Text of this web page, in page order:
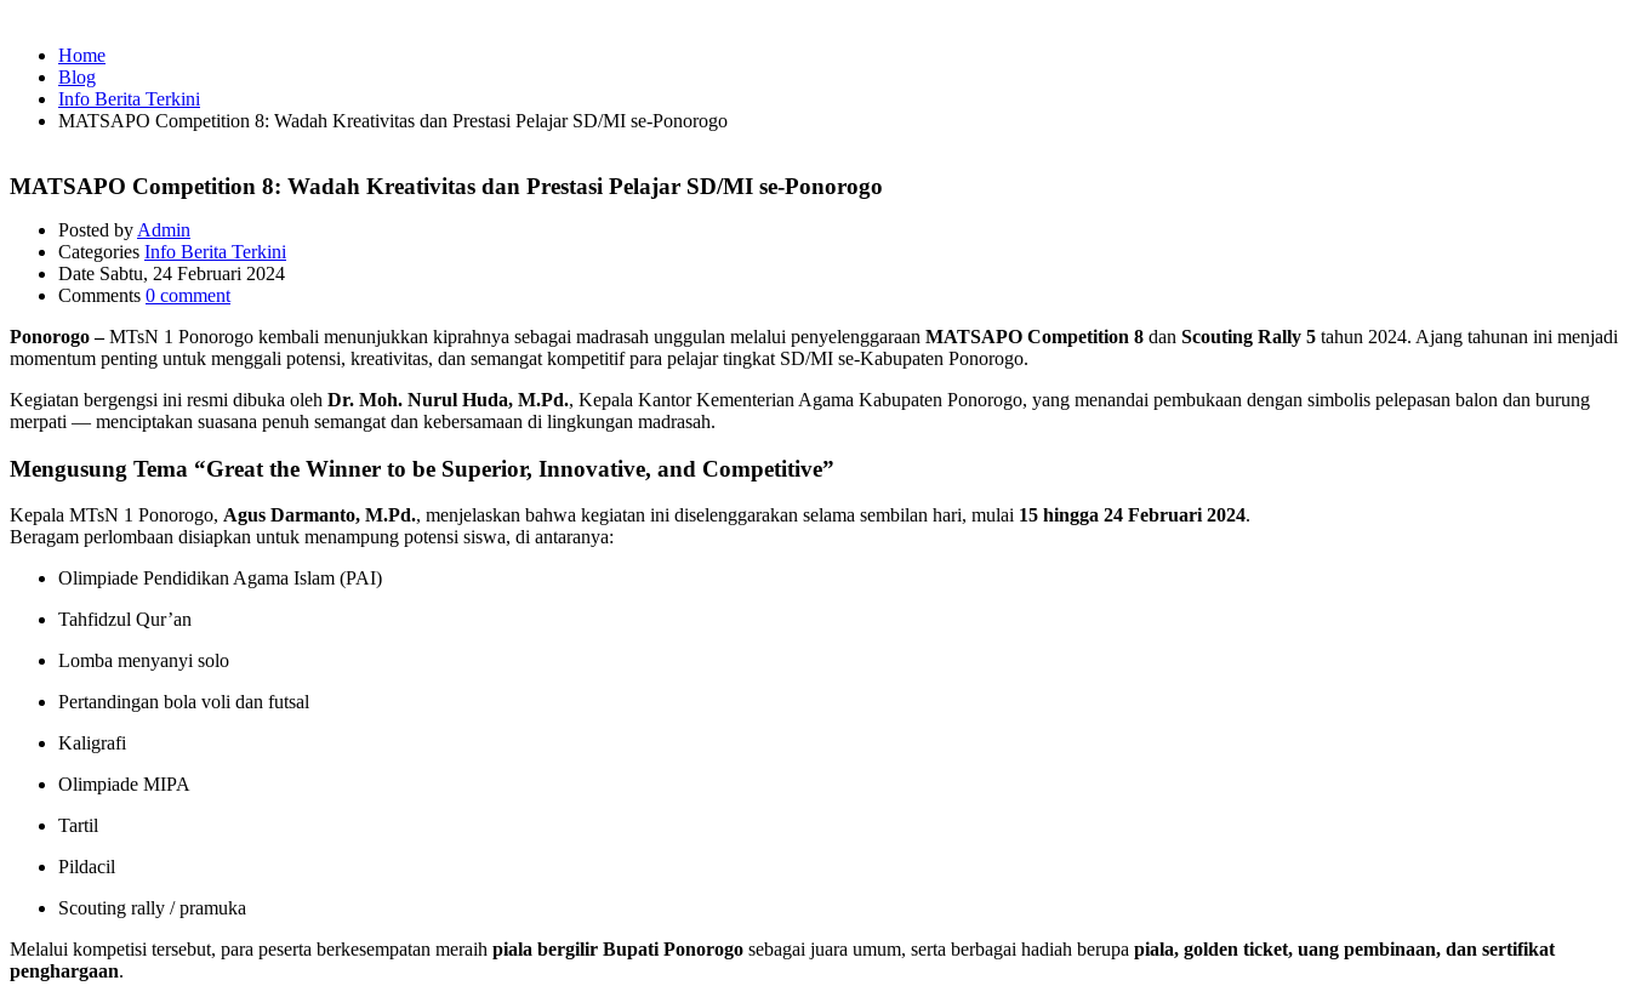
Home
Blog
Info Berita Terkini
MATSAPO Competition 8: Wadah Kreativitas dan Prestasi Pelajar SD/MI se-Ponorogo
MATSAPO Competition 8: Wadah Kreativitas dan Prestasi Pelajar SD/MI se-Ponorogo
Posted by Admin
Categories Info Berita Terkini
Date Sabtu, 24 Februari 2024
Comments 0 comment
Ponorogo –MTsN 1 Ponorogo kembali menunjukkan kiprahnya sebagai madrasah unggulan melalui penyelenggaraan MATSAPO Competition 8 dan Scouting Rally 5 tahun 2024. Ajang tahunan ini menjadi
momentum penting untuk menggali potensi, kreativitas, dan semangat kompetitif para pelajar tingkat SD/MI se-Kabupaten Ponorogo.
Kegiatan bergengsi ini resmi dibuka oleh Dr. Moh. Nurul Huda, M.Pd., Kepala Kantor Kementerian Agama Kabupaten Ponorogo, yang menandai pembukaan dengan simbolis pelepasan balon dan burung
merpati — menciptakan suasana penuh semangat dan kebersamaan di lingkungan madrasah.
Mengusung Tema “Great the Winner to be Superior, Innovative, and Competitive”
Kepala MTsN 1 Ponorogo, Agus Darmanto, M.Pd., menjelaskan bahwa kegiatan ini diselenggarakan selama sembilan hari, mulai 15 hingga 24 Februari 2024.
Beragam perlombaan disiapkan untuk menampung potensi siswa, di antaranya:
Olimpiade Pendidikan Agama Islam (PAI)
Tahfidzul Qur’an
Lomba menyanyi solo
Pertandingan bola voli dan futsal
Kaligrafi
Olimpiade MIPA
Tartil
Pildacil
Scouting rally / pramuka
Melalui kompetisi tersebut, para peserta berkesempatan meraih piala bergilir Bupati Ponorogo sebagai juara umum, serta berbagai hadiah berupa piala, golden ticket, uang pembinaan, dan sertifikat
penghargaan.